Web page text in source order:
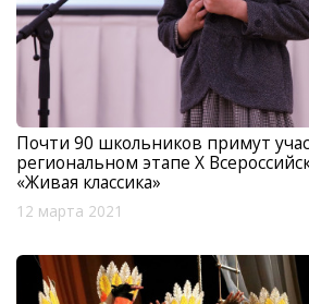
Почти 90 школьников примут
региональном этапе X
«Живая классика»
12 марта 2021